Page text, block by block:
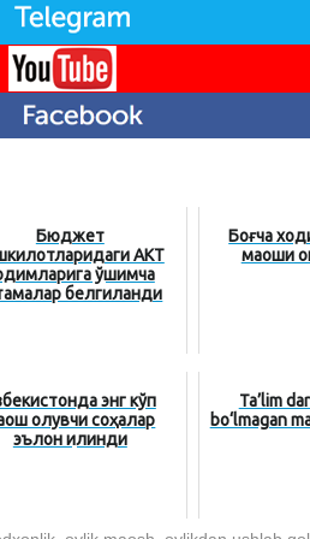
Бюджет
АКТ
қўшимча
белгиланди
Боғча
маоши
энг кўп
олувчи соҳалар
эълон қилинди
Ta’lim
bo‘lmagan